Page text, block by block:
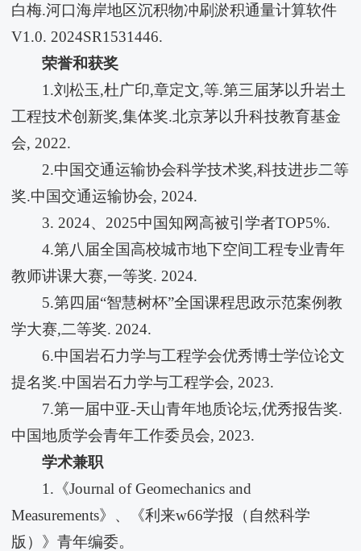
白梅.河口海岸地区沉积物冲刷淤积通量计算软件
V1.0. 2024SR1531446.
荣誉和获奖
1.刘松玉,杜广印,章定文,等.第三届茅以升岩土
工程技术创新奖,集体奖.北京茅以升科技教育基金
会, 2022.
2.中国交通运输协会科学技术奖,科技进步二等
奖.中国交通运输协会, 2024.
3. 2024、2025中国知网高被引学者TOP5%.
4.第八届全国高校城市地下空间工程专业青年
教师讲课大赛,一等奖. 2024.
5.第四届“智慧树杯”全国课程思政示范案例教
学大赛,二等奖. 2024.
6.中国岩石力学与工程学会优秀博士学位论文
提名奖.中国岩石力学与工程学会, 2023.
7.第一届中亚-天山青年地质论坛,优秀报告奖.
中国地质学会青年工作委员会, 2023.
学术兼职
1.《Journal of Geomechanics and
Measurements》、《利来w66学报（自然科学
版）》青年编委。